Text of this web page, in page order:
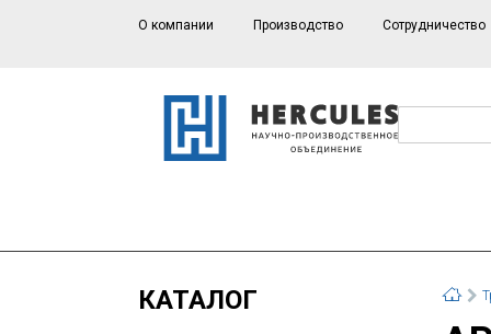
О компании Производство Сотрудничество
КАТАЛОГ